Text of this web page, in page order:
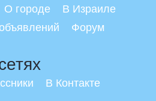
О городе
В Израиле
Форум
В Контакте